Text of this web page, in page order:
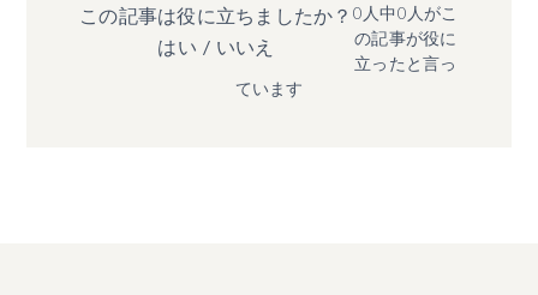
この記事は役に立ちましたか？
はい / いいえ
0人中0人がこ
の記事が役に
立ったと言っ
ています